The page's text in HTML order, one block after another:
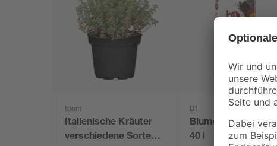
toom
Italienische Kräuter
verschiedene Sorten
B1
Blumenerde torffrei
40 l